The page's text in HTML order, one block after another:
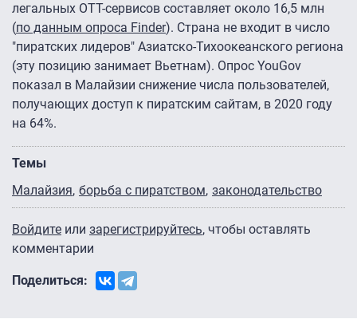
легальных OTT-сервисов составляет около 16,5 млн
(по данным опроса Finder). Страна не входит в число
"пиратских лидеров" Азиатско-Тихоокеанского региона
(эту позицию занимает Вьетнам). Опрос YouGov
показал в Малайзии снижение числа пользователей,
получающих доступ к пиратским сайтам, в 2020 году
на 64%.
Темы
Малайзия борьба с пиратством законодательство
Войдите или зарегистрируйтесь, чтобы оставлять
комментарии
Поделиться: